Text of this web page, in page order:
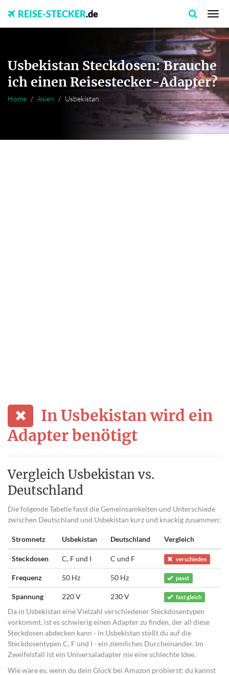
REISE-STECKER.de
Usbekistan Steckdosen: Brauche
ich einen Reisestecker-Adapter?
Home Asien Usbekistan
In Usbekistan wird ein
Adapter benötigt
Vergleich Usbekistan vs.
Deutschland
Die folgende Tabelle fasst die Gemeinsamkeiten und Unterschiede
zwischen Deutschland und Usbekistan kurz und knackig zusammen:
Stromnetz Usbekistan Deutschland Vergleich
Steckdosen C, F und I C und F verschieden
Frequenz 50 Hz 50 Hz passt
Spannung 220 V 230 V fast gleich
Da in Usbekistan eine Vielzahl verschiedener Steckdosentypen
vorkommt, ist es schwierig einen Adapter zu finden, der all diese
Steckdosen abdecken kann - in Usbekistan stößt du auf die
Steckdosentypen C, F und I - ein ziemliches Durcheinander. Im
Zweifelsfall ist ein Universaladapter nie eine schlechte Idee.
Wie wäre es, wenn du dein Glück bei Amazon probierst: du kannst